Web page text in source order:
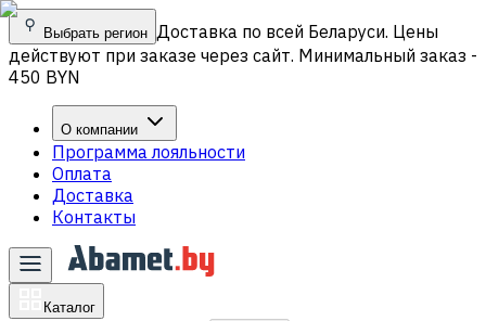
Выбрать регион Доставка по всей Беларуси. Цены
действуют при заказе через сайт. Минимальный заказ -
450 BYN
О компании
Программа лояльности
Оплата
Доставка
Контакты
Каталог